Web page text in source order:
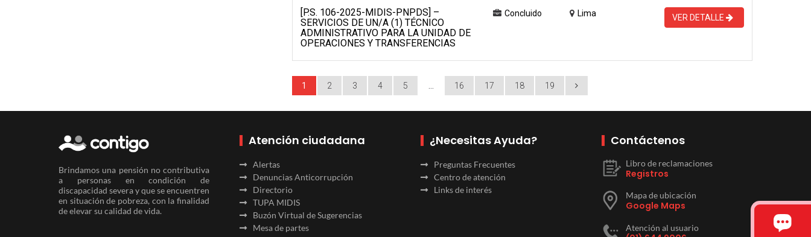
[P.S. 106-2025-MIDIS-PNPDS] –
SERVICIOS DE UN/A (1) TÉCNICO
ADMINISTRATIVO PARA LA UNIDAD DE
OPERACIONES Y TRANSFERENCIAS
Concluido Lima VER DETALLE
1 2 3 4 5 16 17 18 19
Brindamos una pensión no contributiva
a personas en condición de
discapacidad severa y que se encuentren
en situación de pobreza, con la finalidad
de elevar su calidad de vida.
Atención ciudadana
Alertas
Denuncias Anticorrupción
Directorio
TUPA MIDIS
Buzón Virtual de Sugerencias
Mesa de partes
¿Necesitas Ayuda?
Preguntas Frecuentes
Centro de atención
Links de interés
Contáctenos
Libro de reclamaciones
Registros
Mapa de ubicación
Google Maps
Atención al usuario